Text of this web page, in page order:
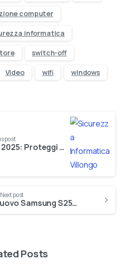
computer
informatica
switch-off
Video wifi windows
post
Cybersecurity nel 2025: Proteggi i Tuoi Dati
Next post
Scopriamo il Nuovo Samsung S25 Ultra
Posts
solo online